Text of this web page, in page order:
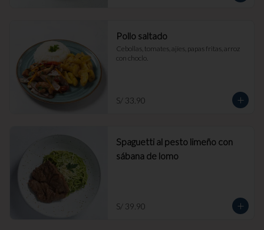
Pollo saltado
Cebollas, tomates, ajíes, papas fritas, arroz
con choclo.
S/ 33.90
Spaguetti al pesto limeño con
sábana de lomo
S/ 39.90